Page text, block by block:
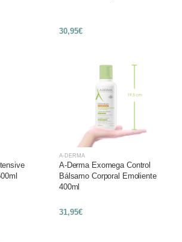
30,95€
A-DERMA
A-Derma Exomega Control
Bálsamo Corporal Emoliente
400ml
31,95€